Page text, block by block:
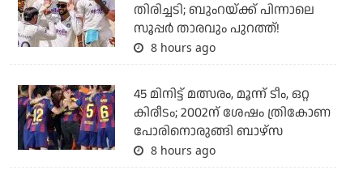
തിരിച്ചടി; ബുംറയ്ക്ക് പിന്നാലെ
സൂപ്പര്‍ താരവും പുറത്ത്!
8 hours ago
45 മിനിട്ട് മത്സരം, മൂന്ന് ടീം, ഒറ്റ
കിരീടം; 2002ന് ശേഷം ത്രികോണ
പോരിനൊരുങ്ങി ബാഴ്‌സ
8 hours ago